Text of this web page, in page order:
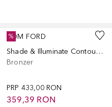
TOM FORD
Shade & Illuminate Contour Duo
Bronzer
PRP 433,00 RON
359,39 RON
%